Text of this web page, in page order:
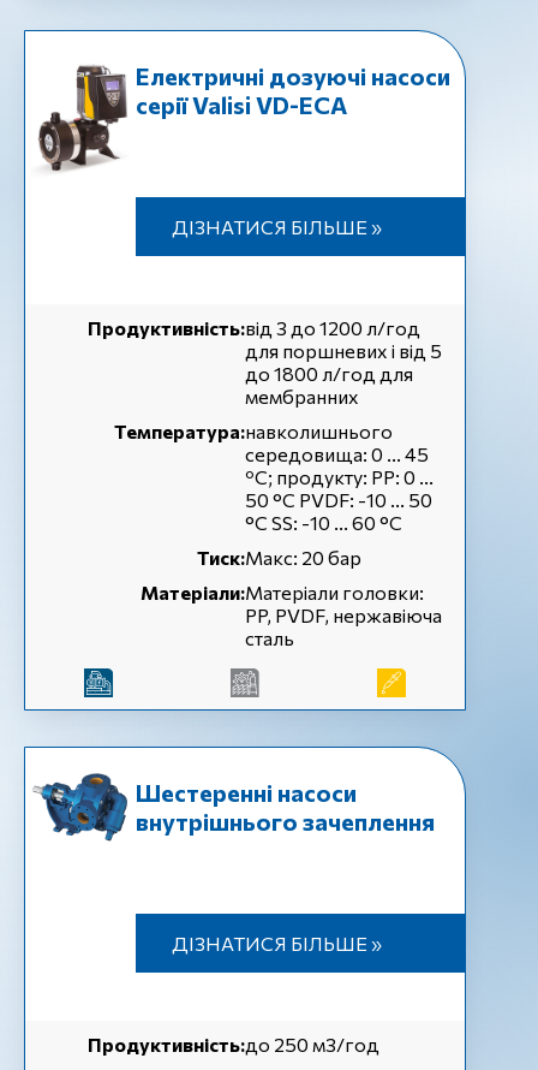
Електричні дозуючі насоси
серії Valisi VD-EСА
ДІЗНАТИСЯ БІЛЬШЕ »
Продуктивність:від 3 до 1200 л/год
для поршневих і від 5
до 1800 л/год для
мембранних
Температура:навколишнього
середовища: 0 ... 45
ºC; продукту: PP: 0 ...
50 °C PVDF: -10 ... 50
°C SS: -10 ... 60 °C
Тиск:Макс: 20 бар
Матеріали:Матеріали головки:
PP, PVDF, нержавіюча
сталь
Шестеренні насоси
внутрішнього зачеплення
ДІЗНАТИСЯ БІЛЬШЕ »
Продуктивність:до 250 м3/год